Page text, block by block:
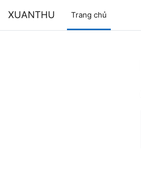
XUANTHU Trang chủ